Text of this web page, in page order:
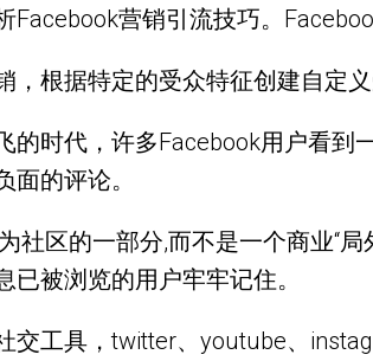
Facebook营销引流技巧。
根据特定的受众特征创建自定义
的时代，许多Facebook用户看
的评论。
社区的一部分,而不是一个商业“
被浏览的用户牢牢记住。
交工具，twitter、youtube、